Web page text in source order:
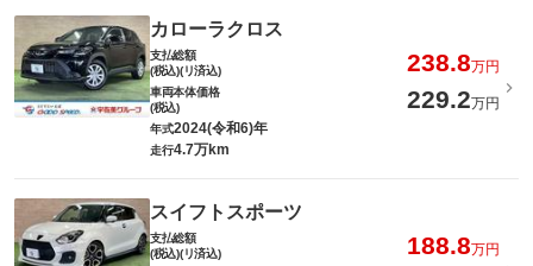
カローラクロス
支払総額
(税込)(リ済込)
238.8万円
車両本体価格
(税込)
229.2万円
年式2024(令和6)年
走行4.7万km
スイフトスポーツ
支払総額
(税込)(リ済込)
188.8万円